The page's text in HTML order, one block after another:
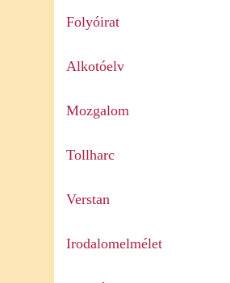
Folyóirat
Alkotóelv
Mozgalom
Tollharc
Verstan
Irodalomelmélet